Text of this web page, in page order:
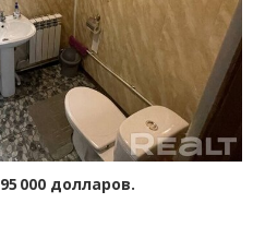
95 000 долларов.